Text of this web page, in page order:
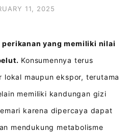
11, 2025
perikanan yang memiliki nilai
Konsumennya terus
maupun ekspor, terutama
memiliki kandungan gizi
karena dipercaya dapat
mendukung metabolisme